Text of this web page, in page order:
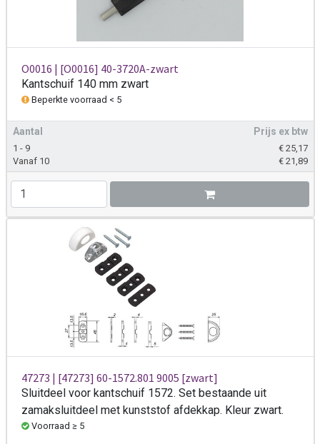
O0016 | [O0016] 40-3720A-zwart
Kantschuif 140 mm zwart
Beperkte voorraad < 5
Aantal Prijs ex btw
1 - 9 € 25,17
Vanaf 10
€ 21,89
47273 | [47273] 60-1572.801 9005 [zwart]
Sluitdeel voor kantschuif 1572. Set bestaande uit
zamaksluitdeel met kunststof afdekkap. Kleur zwart.
Voorraad ≥ 5